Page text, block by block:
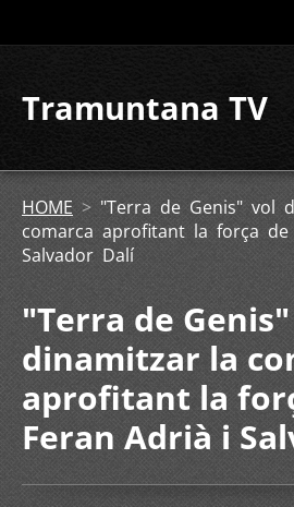
Tramuntana TV
HOME > "Terra de Genis" vol
comarca aprofitant la força
Salvador Dalí
"Terra de
dinamitzar la
aprofitant la
Feran Adrià i